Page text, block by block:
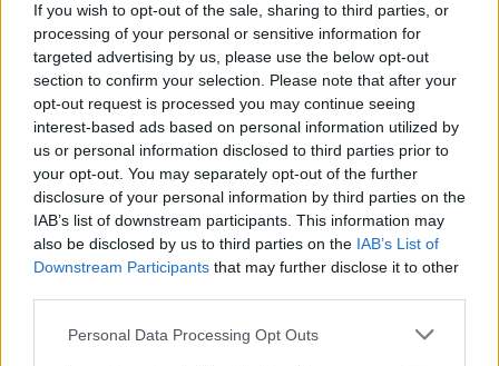
If you wish to opt-out of the sale, sharing to third parties, or
processing of your personal or sensitive information for
targeted advertising by us, please use the below opt-out
section to confirm your selection. Please note that after your
opt-out request is processed you may continue seeing
interest-based ads based on personal information utilized by
us or personal information disclosed to third parties prior to
your opt-out. You may separately opt-out of the further
disclosure of your personal information by third parties on the
IAB’s list of downstream participants. This information may
also be disclosed by us to third parties on the IAB’s List of
Downstream Participants that may further disclose it to other
Personal Data Processing Opt Outs
Εγω σε θελω, αλλά τι θα πει και η γυναίκα μου :/
#χυλόπιτες_με_τακτ